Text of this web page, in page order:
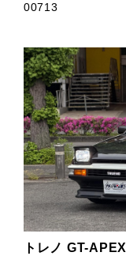
00713
トレノ GT-APEX